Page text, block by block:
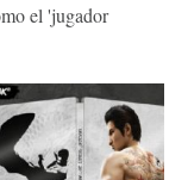
el 'jugador